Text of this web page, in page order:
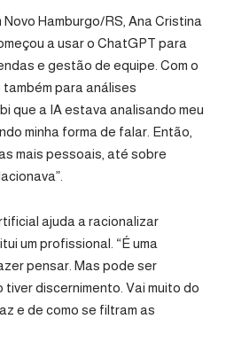
Hamburgo/RS, Ana Cristina
a usar o ChatGPT para
e gestão de equipe. Com o
para análises
que a IA estava analisando meu
minha forma de falar. Então,
mais pessoais, até sobre
ajuda a racionalizar
um profissional. “É uma
pensar. Mas pode ser
discernimento. Vai muito do
e de como se filtram as